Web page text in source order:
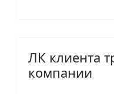
ЛК клиента
компании